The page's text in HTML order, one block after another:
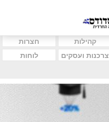
קהילות
חצרות
צרכנות ועסקים
לוחות